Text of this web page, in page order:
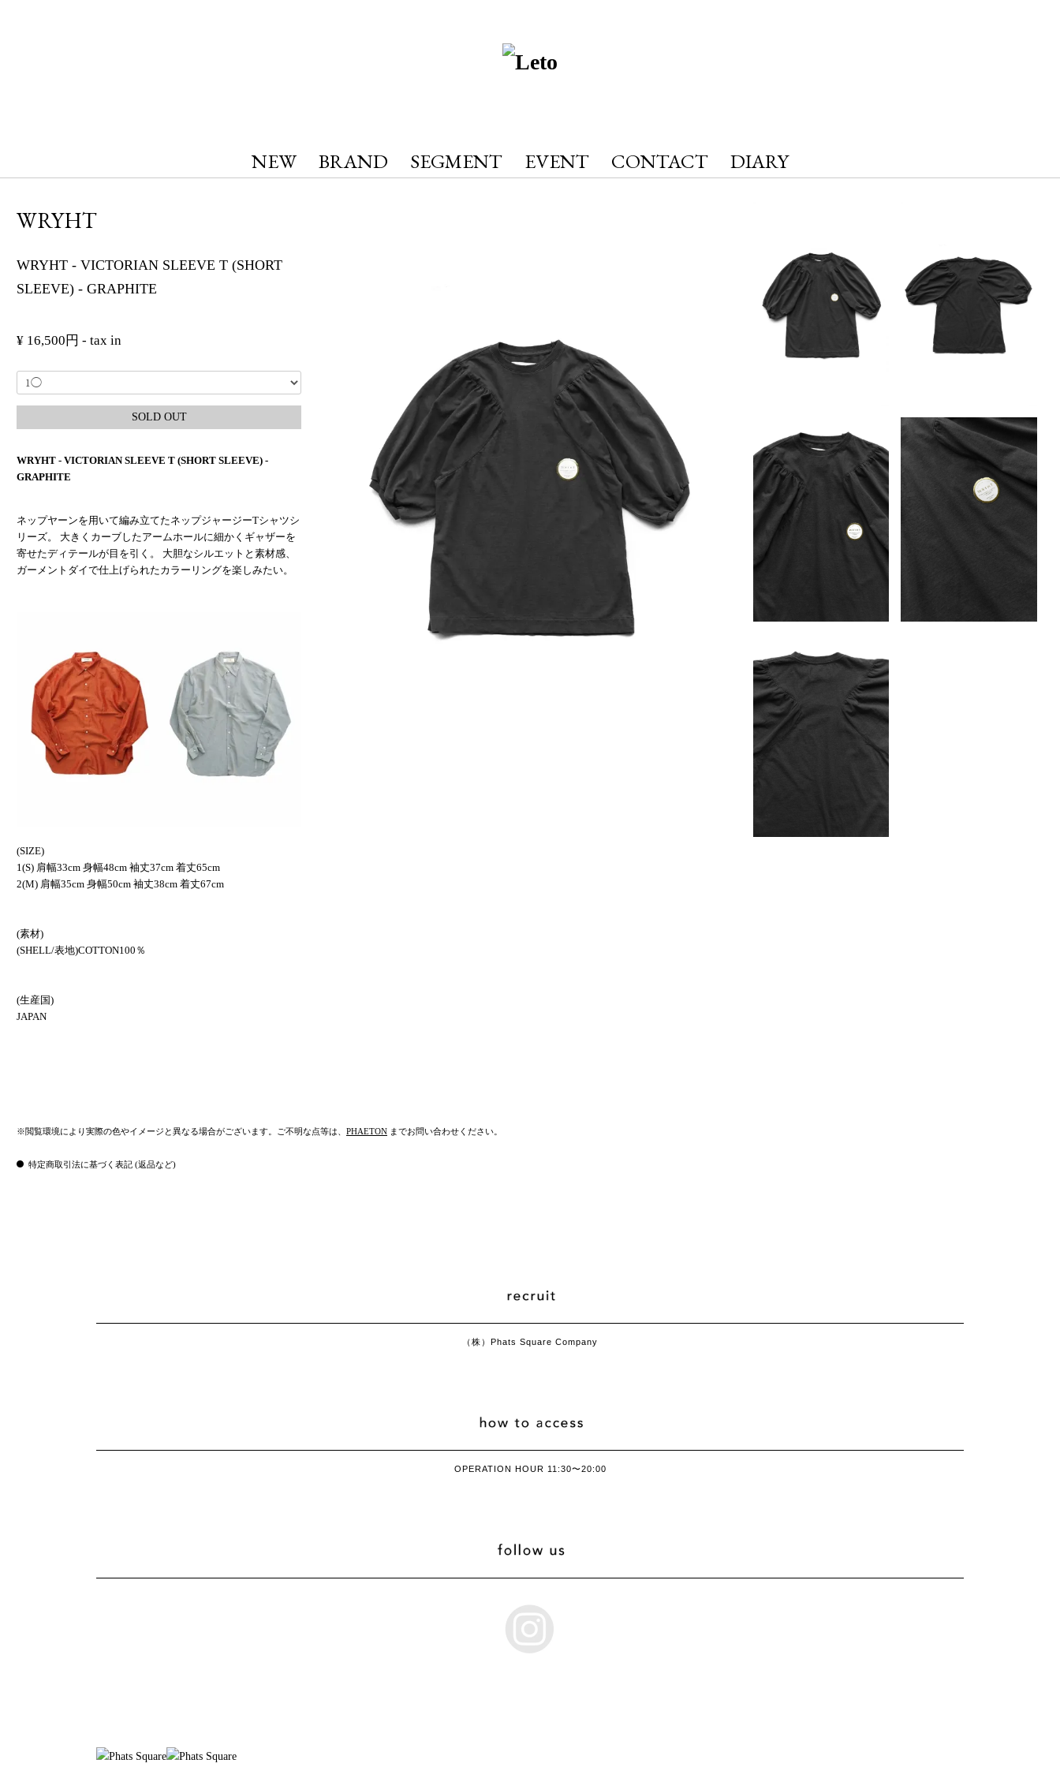
NEW BRAND SEGMENT EVENT CONTACT DIARY
WRYHT
WRYHT - VICTORIAN SLEEVE T (SHORT
SLEEVE) - GRAPHITE
¥ 16,500円 - tax in
SOLD OUT
WRYHT - VICTORIAN SLEEVE T (SHORT SLEEVE) -
GRAPHITE
ネップヤーンを用いて編み立てたネップジャージーTシャツシ
リーズ。 大きくカーブしたアームホールに細かくギャザーを
寄せたディテールが目を引く。 大胆なシルエットと素材感、
ガーメントダイで仕上げられたカラーリングを楽しみたい。
(SIZE)
1(S) 肩幅33cm 身幅48cm 袖丈37cm 着丈65cm
2(M) 肩幅35cm 身幅50cm 袖丈38cm 着丈67cm
(素材)
(SHELL/表地)COTTON100％
(生産国)
JAPAN
※閲覧環境により実際の色やイメージと異なる場合がございます。ご不明な点等は、 PHAETON までお問い合わせください。
特定商取引法に基づく表記 (返品など)
（株）Phats Square Company
OPERATION HOUR 11:30〜20:00